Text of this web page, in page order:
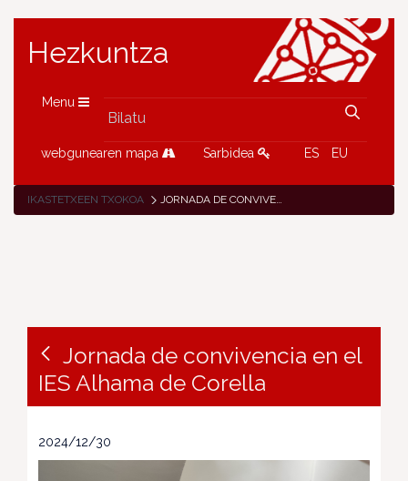
Hezkuntza
Menu
webgunearen mapa Sarbidea ES EU
IKASTETXEEN TXOKOA JORNADA DE CONVIVENCIA EN EL IES ALHAMA DE CORELLA
Jornada de convivencia en el
IES Alhama de Corella
2024/12/30